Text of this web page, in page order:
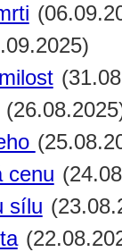
cenu
sílu